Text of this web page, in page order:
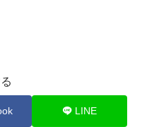
LINE